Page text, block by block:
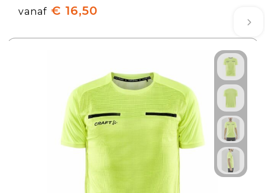
vanaf € 16,50